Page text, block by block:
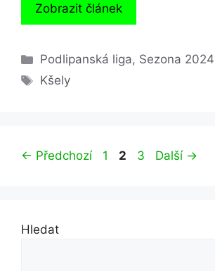
Zobrazit článek
Rubriky
Podlipanská liga, Sezona 2024
Štítky
Kšely
← Předchozí Stránka
1 Stránka
2 Stránka
3 Další →
Hledat